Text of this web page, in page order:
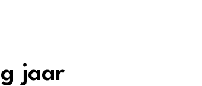
jaar